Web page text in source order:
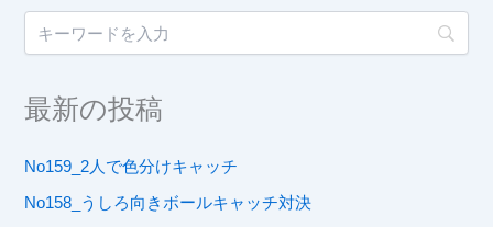
最新の投稿
No159_2人で色分けキャッチ
No158_うしろ向きボールキャッチ対決